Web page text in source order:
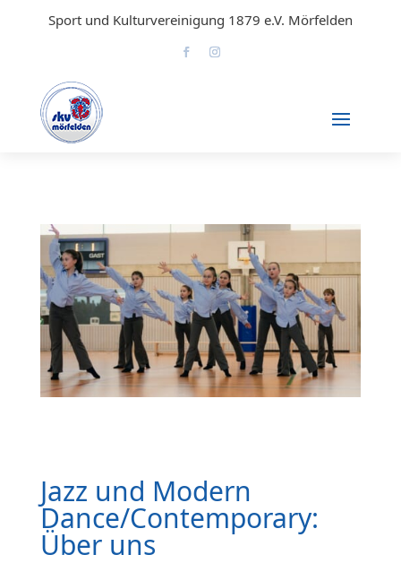
Sport und Kulturvereinigung 1879 e.V. Mörfelden
Jazz und Modern
Dance/Contemporary:
Über uns